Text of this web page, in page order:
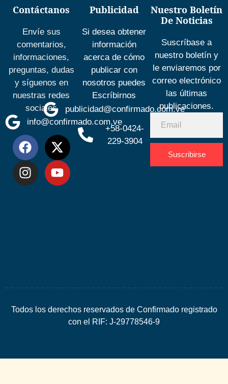
Contáctanos
Envíe sus
comentarios,
informaciones,
preguntas, dudas
y síguenos en
nuestras redes
sociales
info@confirmado.com.ve
Publicidad
Si desea obtener
información
acerca de cómo
publicar con
nosotros puedes
Escríbirnos
publicidad@confirmado.com.ve
+58-0424-
229-3904
Nuestro Boletín
De Noticias
Suscríbase a
nuestro boletín y
le enviaremos por
correo electrónico
las últimas
publicaciones.
Suscribirse
Todos los derechos reservados de Confirmado registrado
con el RIF: J-29778546-9